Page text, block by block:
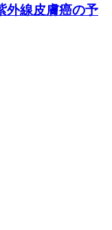
外線皮膚癌の予